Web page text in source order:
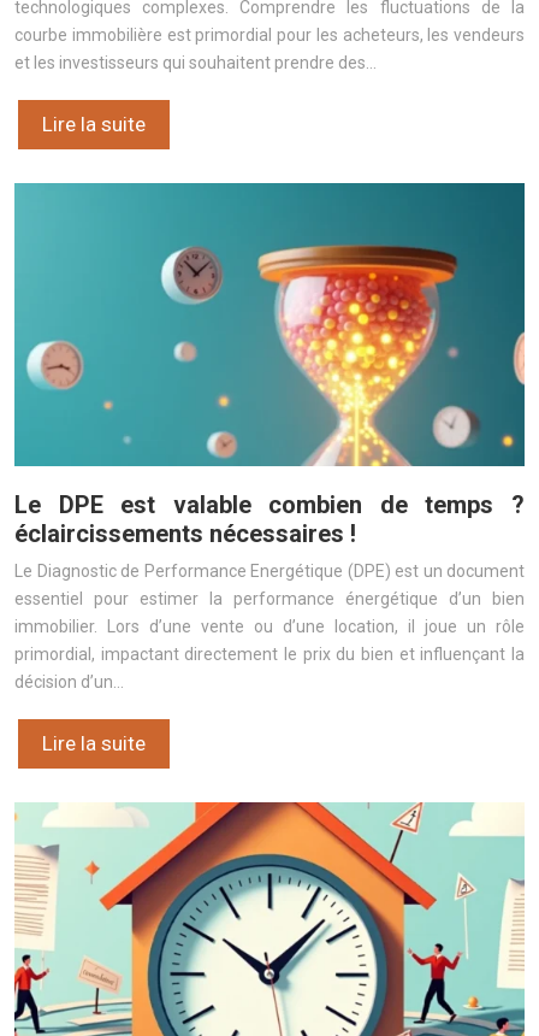
technologiques complexes. Comprendre les fluctuations de la
courbe immobilière est primordial pour les acheteurs, les vendeurs
et les investisseurs qui souhaitent prendre des…
Lire la suite
Le DPE est valable combien de temps ?
éclaircissements nécessaires !
Le Diagnostic de Performance Energétique (DPE) est un document
essentiel pour estimer la performance énergétique d’un bien
immobilier. Lors d’une vente ou d’une location, il joue un rôle
primordial, impactant directement le prix du bien et influençant la
décision d’un…
Lire la suite